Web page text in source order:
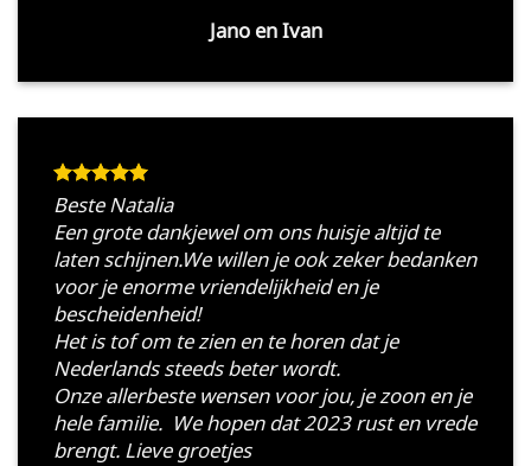
Jano en Ivan
Beste Natalia
Een grote dankjewel om ons huisje altijd te
laten schijnen.We willen je ook zeker bedanken
voor je enorme vriendelijkheid en je
bescheidenheid!
Het is tof om te zien en te horen dat je
Nederlands steeds beter wordt.
Onze allerbeste wensen voor jou, je zoon en je
hele familie. We hopen dat 2023 rust en vrede
brengt. Lieve groetjes